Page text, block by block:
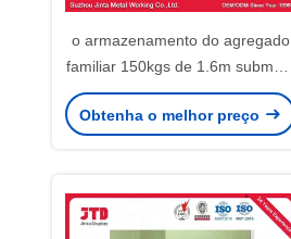
o armazenamento do agregado
familiar 150kgs de 1.6m submete
a unidade arquivando de
Chrome da série do OEM 3
Obtenha o melhor preço